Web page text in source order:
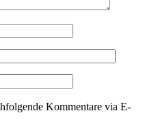
Kommentare via E-